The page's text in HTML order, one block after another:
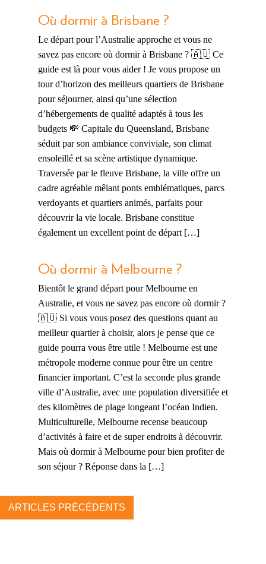
Où dormir à Brisbane ?
Le départ pour l’Australie approche et vous ne
savez pas encore où dormir à Brisbane ? 🇦🇺 Ce
guide est là pour vous aider ! Je vous propose un
tour d’horizon des meilleurs quartiers de Brisbane
pour séjourner, ainsi qu’une sélection
d’hébergements de qualité adaptés à tous les
budgets 💸 Capitale du Queensland, Brisbane
séduit par son ambiance conviviale, son climat
ensoleillé et sa scène artistique dynamique.
Traversée par le fleuve Brisbane, la ville offre un
cadre agréable mêlant ponts emblématiques, parcs
verdoyants et quartiers animés, parfaits pour
découvrir la vie locale. Brisbane constitue
également un excellent point de départ […]
Où dormir à Melbourne ?
Bientôt le grand départ pour Melbourne en
Australie, et vous ne savez pas encore où dormir ?
🇦🇺 Si vous vous posez des questions quant au
meilleur quartier à choisir, alors je pense que ce
guide pourra vous être utile ! Melbourne est une
métropole moderne connue pour être un centre
financier important. C’est la seconde plus grande
ville d’Australie, avec une population diversifiée et
des kilomètres de plage longeant l’océan Indien.
Multiculturelle, Melbourne recense beaucoup
d’activités à faire et de super endroits à découvrir.
Mais où dormir à Melbourne pour bien profiter de
son séjour ? Réponse dans la […]
ARTICLES PRÉCÉDENTS